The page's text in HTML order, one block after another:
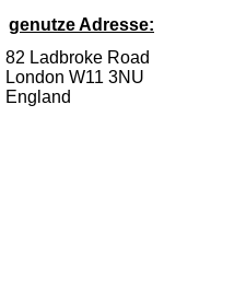
genutze Adresse:
82 Ladbroke Road
London W11 3NU
England